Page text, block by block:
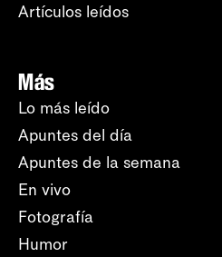
Artículos leídos
Más
Lo más leído
Apuntes del día
Apuntes de la semana
En vivo
Fotografía
Humor